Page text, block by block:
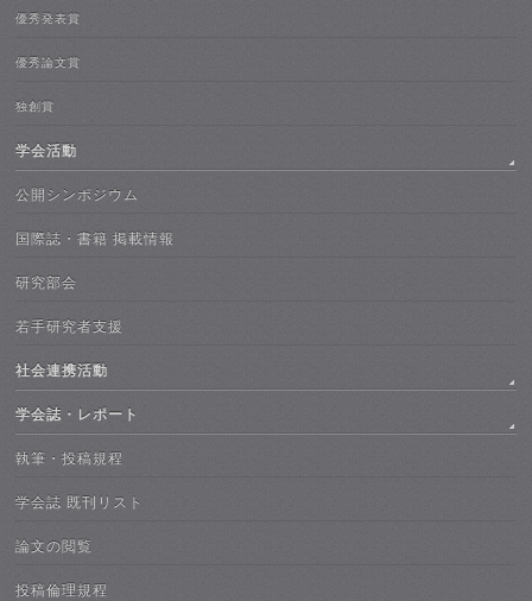
優秀発表賞
優秀論文賞
独創賞
学会活動
公開シンポジウム
国際誌・書籍 掲載情報
研究部会
若手研究者支援
社会連携活動
学会誌・レポート
執筆・投稿規程
学会誌 既刊リスト
論文の閲覧
投稿倫理規程